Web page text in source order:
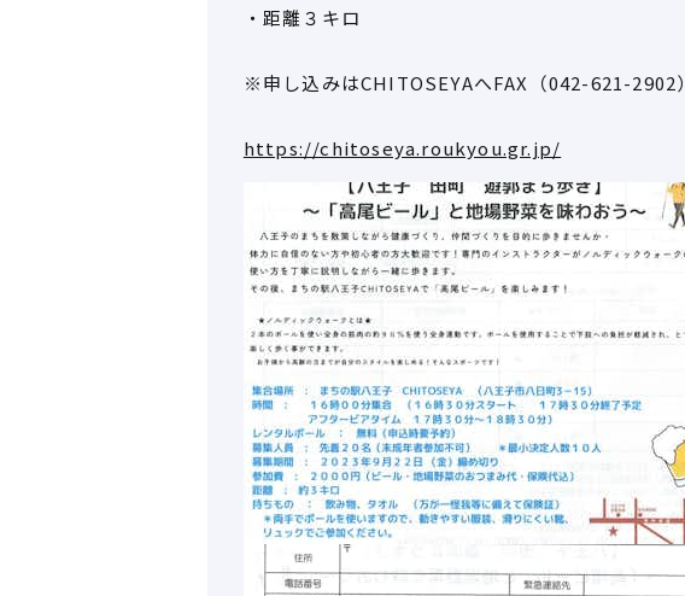
・距離３キロ
※申し込みはCHITOSEYAへFAX（042-621-2902）
https://chitoseya.roukyou.gr.jp/